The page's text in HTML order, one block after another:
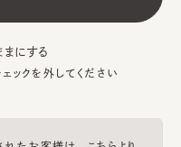
まにする
クを外してください